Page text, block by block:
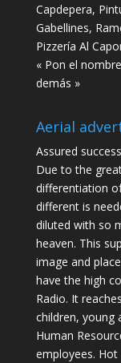
Capdepera,
Gabellines,
Pizzería Al
« Pon el
demás »
Aerial
Assured
Due to the
differentiation
different is
diluted with so
heaven. This
image and
have the high
Radio. It
children, young
Human
employees.